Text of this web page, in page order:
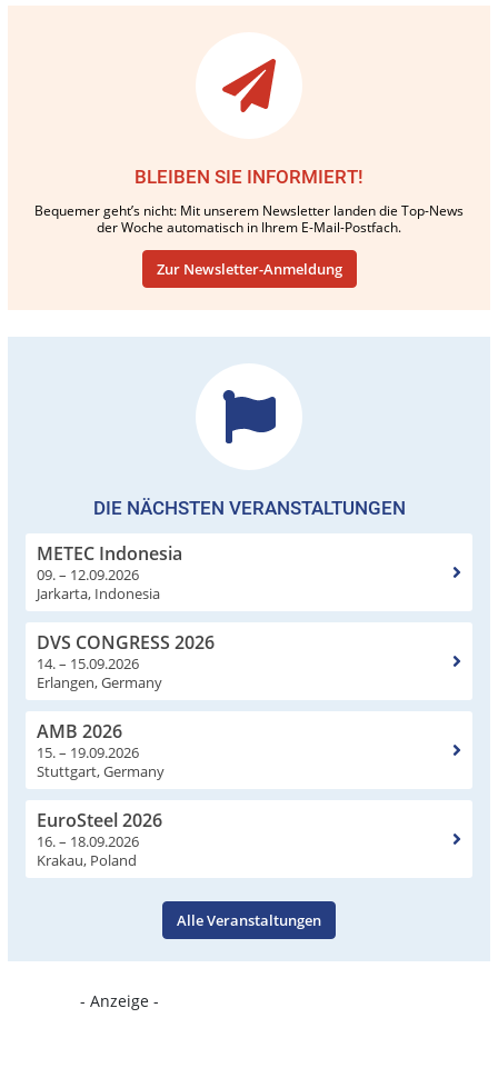
BLEIBEN SIE INFORMIERT!
Bequemer geht’s nicht: Mit unserem Newsletter landen die Top-News
der Woche automatisch in Ihrem E-Mail-Postfach.
Zur Newsletter-Anmeldung
DIE NÄCHSTEN VERANSTALTUNGEN
METEC Indonesia
09. – 12.09.2026
Jarkarta, Indonesia
DVS CONGRESS 2026
14. – 15.09.2026
Erlangen, Germany
AMB 2026
15. – 19.09.2026
Stuttgart, Germany
EuroSteel 2026
16. – 18.09.2026
Krakau, Poland
Alle Veranstaltungen
- Anzeige -